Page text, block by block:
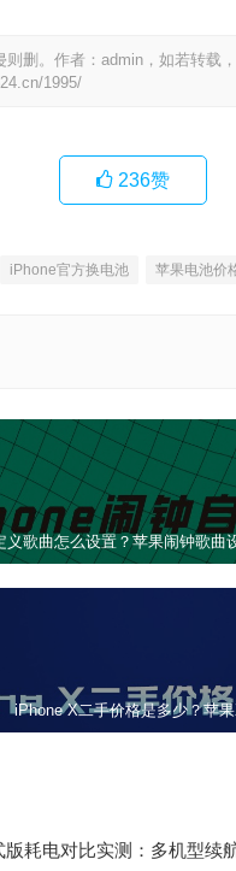
则删。作者：admin，如若转载
1995/
236赞
iPhone官方换电池 苹果电池价
义歌曲怎么设置？苹果闹钟歌曲
iPhone X二手价格是多少？苹
版耗电对比实测：多机型续